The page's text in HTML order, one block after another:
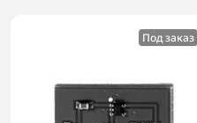
Под заказ